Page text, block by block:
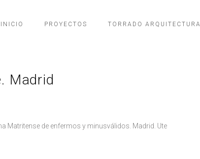
INICIO PROYECTOS TORRADO ARQUITECTURA
Madrid
Matritense de enfermos y minusválidos. Madrid. Ute